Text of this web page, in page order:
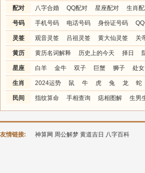
配对 八字合婚 QQ配对 星座配对 生肖
号码 手机号码 电话号码 身份证号码
灵签 观音灵签 吕祖灵签 黄大仙灵签 关
黄历 黄历名词解释 历史上的今天 择日
星座 白羊 金牛 双子 巨蟹 狮子 处女
生肖 2024运势 鼠 牛 虎 兔 龙 蛇
民间 指纹算命 手相查询 痣相图解 生男
友情链接: 神算网 周公解梦 黄道吉日 八字百科